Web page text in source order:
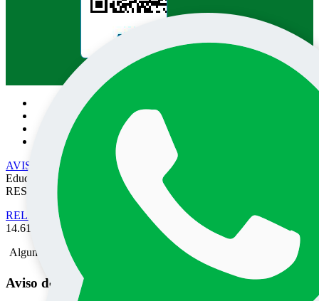
Pesquisa no site:
AVISO DE PRIVACIDADE
• EPEC - Empresa Prudentina de
Educação e Cultura SA/UNOESTE. TODOS OS DIREITOS
RESERVADOS
RELATÓRIO DE TRANSPARÊNCIA SALARIAL
- Lei nº
14.611 de 03 de Julho de 2023.
Alguma mensagem
Aviso de Privacidade do Portal UNOESTE